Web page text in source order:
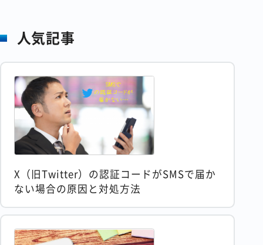
人気記事
X（旧Twitter）の認証コードがSMSで届か
ない場合の原因と対処方法